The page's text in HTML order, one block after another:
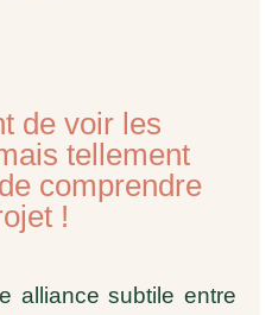
de voir les
tellement
comprendre
!
alliance subtile entre